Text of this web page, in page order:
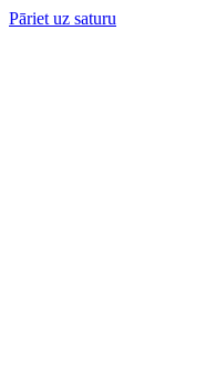
Pāriet uz saturu